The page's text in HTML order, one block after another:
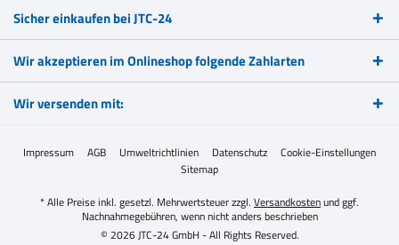
Sicher einkaufen bei JTC-24
Wir akzeptieren im Onlineshop folgende Zahlarten
Wir versenden mit:
Impressum AGB Umweltrichtlinien Datenschutz
Cookie-Einstellungen
Sitemap
* Alle Preise inkl. gesetzl. Mehrwertsteuer zzgl. Versandkostenund ggf.
Nachnahmegebühren, wenn nicht anders beschrieben
© 2026 JTC-24 GmbH - All Rights Reserved.